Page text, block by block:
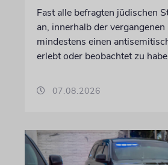
Fast alle befragten jüdischen
an, innerhalb der
mindestens einen
erlebt oder beobachtet zu
07.08.2026